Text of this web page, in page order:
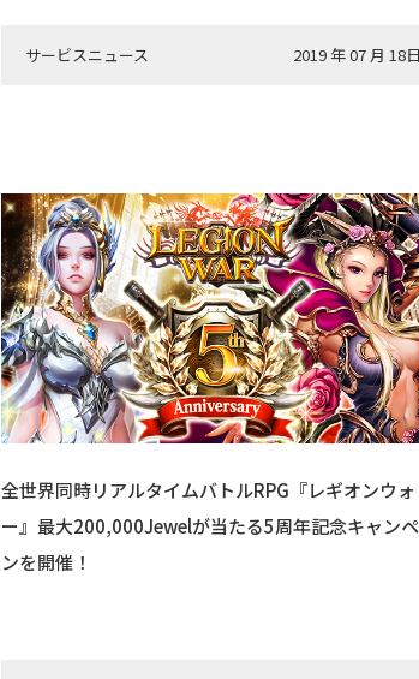
サービスニュース 2019 年 07 月 18日
全世界同時リアルタイムバトルRPG『レギオンウォ
ー』最大200,000Jewelが当たる5周年記念キャン
ンを開催！